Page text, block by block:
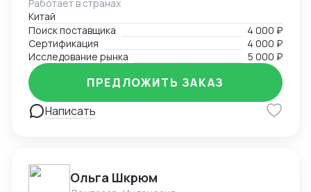
сотрудничества с иностранными партнерами.
Работает в странах
Китай
Поиск поставщика
4 000 ₽
Сертификация
4 000 ₽
Исследование рынка
5 000 ₽
Написать
ПРЕДЛОЖИТЬ ЗАКАЗ
Ольга Шкрюм